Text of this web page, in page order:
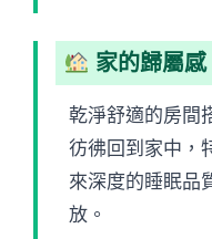
家的歸屬感
乾淨舒適的房間
彷彿回到家中，
來深度的睡眠品
放。